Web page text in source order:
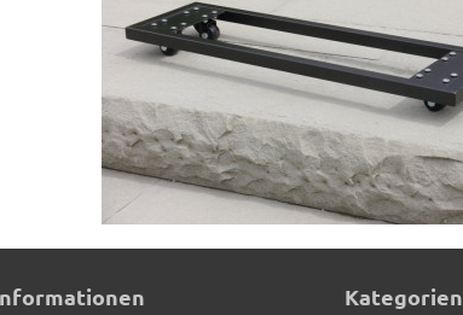
Kategorien